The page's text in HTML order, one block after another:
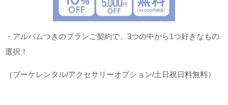
・アルバムつきのプランご契約で、3つの中から1つ好きなもの
選択！
（ブーケレンタル/アクセサリーオプション/土日祝日料無料）